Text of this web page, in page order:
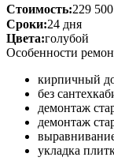
Стоимость:229
Сроки:24 дня
Цвета:голубой
Особенности
кирпичный
без
демонтаж
демонтаж
укладка